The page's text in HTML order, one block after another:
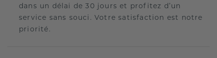
dans un délai de 30 jours et profitez d’un
service sans souci. Votre satisfaction est notre
priorité.